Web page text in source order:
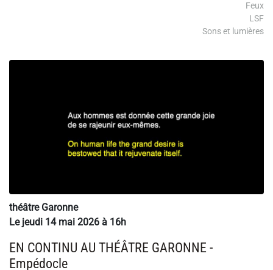
Feux
LSF
Sons et lumières
théâtre Garonne
Le jeudi 14 mai 2026 à 16h
EN CONTINU AU THÉÂTRE GARONNE -
Empédocle